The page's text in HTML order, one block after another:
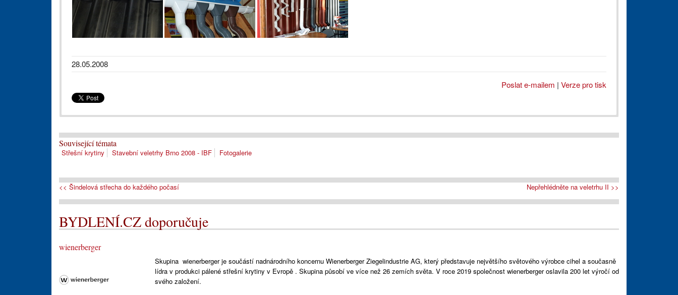
28.05.2008
Poslat e-mailem | Verze pro tisk
Související témata
Střešní krytiny Stavební veletrhy Brno 2008 - IBF Fotogalerie
<< Šindelová střecha do každého počasí Nepřehlédněte na veletrhu II >>
BYDLENÍ.CZ doporučuje
wienerberger
Skupina wienerberger je součástí nadnárodního koncernu Wienerberger Ziegelindustrie AG, který představuje největšího světového výrobce cihel a současně
lídra v produkci pálené střešní krytiny v Evropě . Skupina působí ve více než 26 zemích světa. V roce 2019 společnost wienerberger oslavila 200 let výročí od
svého založení.